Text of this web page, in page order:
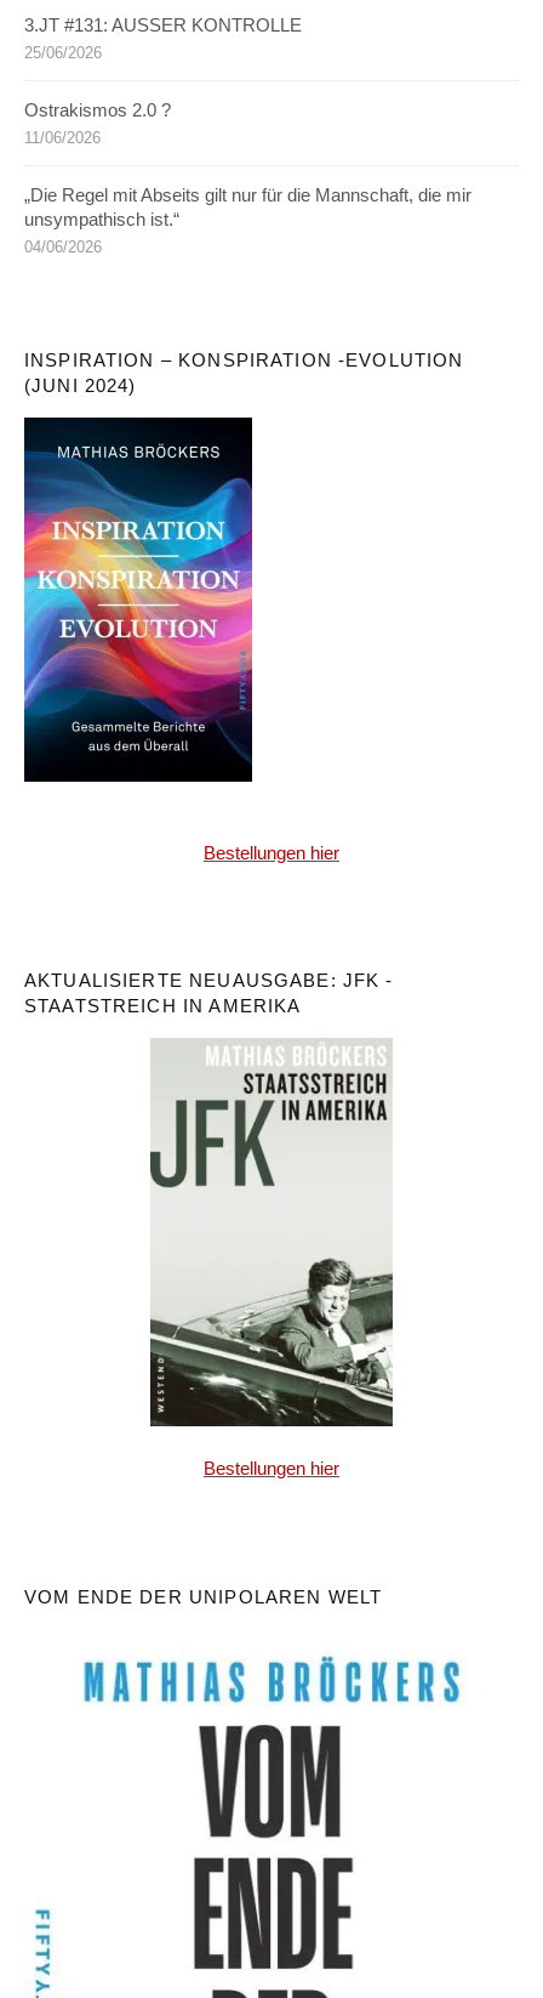
3.JT #131: AUSSER KONTROLLE
25/06/2026
Ostrakismos 2.0 ?
11/06/2026
„Die Regel mit Abseits gilt nur für die Mannschaft, die mir
unsympathisch ist.“
04/06/2026
INSPIRATION – KONSPIRATION -EVOLUTION
(JUNI 2024)
Bestellungen hier
AKTUALISIERTE NEUAUSGABE: JFK -
STAATSTREICH IN AMERIKA
Bestellungen hier
VOM ENDE DER UNIPOLAREN WELT